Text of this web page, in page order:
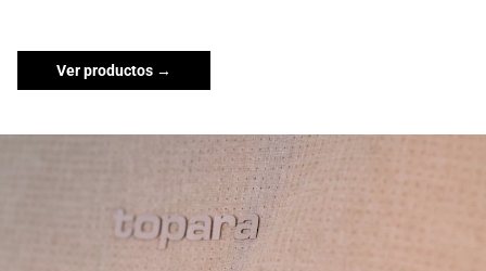
Ver productos →